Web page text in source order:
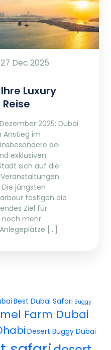
27 Dec 2025
Luxury
2025: Dubai
Anstieg im
bei
exklusiven
sich auf die
jüngsten
festigen die
Ziel für
noch mehr
[…]
Best Dubai Safari Buggy
Farm Dubai
Desert Buggy Dubai